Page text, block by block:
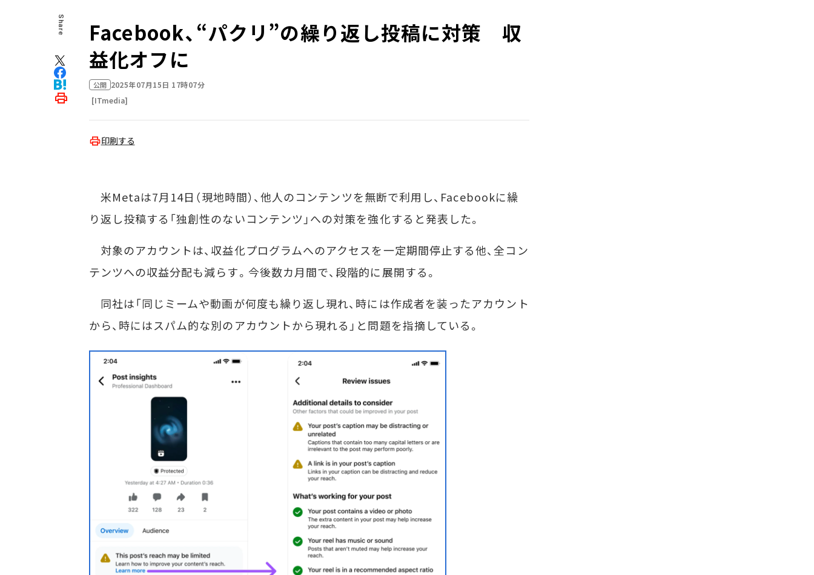
Share
Facebook、“パクリ”の繰り返し投稿に対策 収
益化オフに
公開 2025年07月15日 17時07分
[ITmedia]
印刷する
米Metaは7月14日（現地時間）、他人のコンテンツを無断で利用し、Facebookに繰
り返し投稿する「独創性のないコンテンツ」への対策を強化すると発表した。
対象のアカウントは、収益化プログラムへのアクセスを一定期間停止する他、全コン
テンツへの収益分配も減らす。今後数カ月間で、段階的に展開する。
同社は「同じミームや動画が何度も繰り返し現れ、時には作成者を装ったアカウント
から、時にはスパム的な別のアカウントから現れる」と問題を指摘している。